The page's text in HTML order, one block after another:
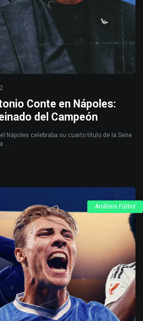
Conte en Nápoles:
del Campeón
Nápoles celebraba su cuarto título de la Serie
...
Análisis Fútbol